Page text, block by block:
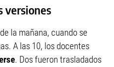
versiones
la mañana, cuando se
A las 10, los docentes
. Dos fueron trasladados